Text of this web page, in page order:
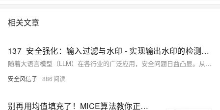
相关文章
137_安全强化：输入过滤与水印 - 实现输出水印的检测算法与LLM安全防护最佳实践
随着大语言模型（LLM）在各行业的广泛应用，安全问题日益凸显。从提示注入攻击到恶意输出生成，从知识产权保护到内容溯源，LLM安全已成为部署和应用过程中不可忽视的关键环节。在2025年的LLM技术生态中，输入过滤和输出水印已成为两大核心安全技术，它们共同构建了LLM服务的安全防护体系。
安全风信子 886
别再用均值填充了！MICE算法教你正确处理缺失数据